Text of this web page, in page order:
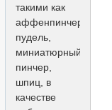
такими как
аффенпинчер,
пудель,
миниатюрный
пинчер,
шпиц, в
качестве